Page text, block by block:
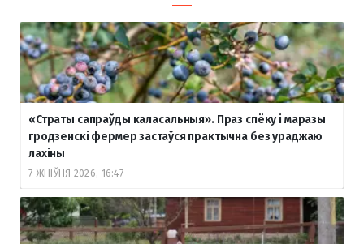
«Страты сапраўды каласальныя». Праз спёку і маразы
гродзенскі фермер застаўся практычна без ураджаю
лахіны
7 ЖНІЎНЯ 2026, 16:47